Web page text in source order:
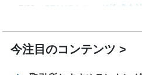
7/29
SBI VCトレード株式会社
今注目のコンテンツ